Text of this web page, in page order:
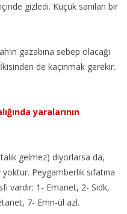
gizledi. Küçük sanılan bir
gazabına sebep olacağı
de kaçınmak gerekir.
yaralarının
gelmez) diyorlarsa da,
Peygamberlik sıfatına
vardır: 1- Emanet, 2- Sıdk,
7- Emn-ül azl.